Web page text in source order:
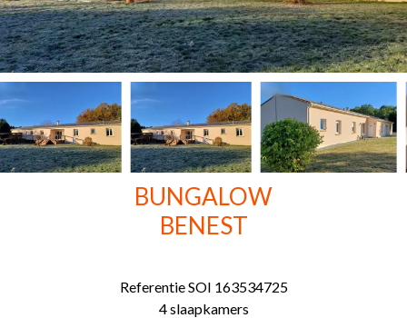
BUNGALOW
BENEST
ReferentieSOI 163534725
4 slaapkamers